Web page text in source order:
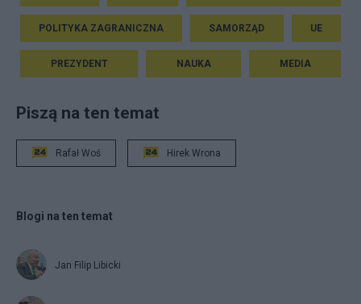
POLITYKA ZAGRANICZNA SAMORZĄD UE
PREZYDENT NAUKA MEDIA
Piszą na ten temat
Rafał Woś Hirek Wrona
Blogi na ten temat
Jan Filip Libicki